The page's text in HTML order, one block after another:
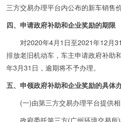
三方交易办理平台内公布的新车销售
四、申请政府补助和企业奖励的期限
对2020年4月1日至2021年12月
排放老旧机动车，车主申请政府补助
年3月31日，逾期将不予办理。
五、申领政府补助和企业奖励的具体
(一)由第三方交易办理平台提供相
政府委托第三方(广州环境交易所)